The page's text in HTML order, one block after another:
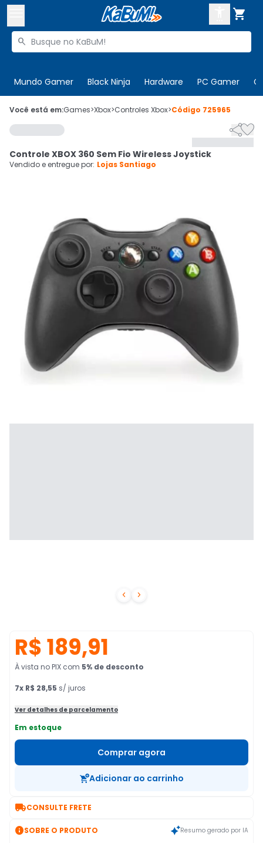

Buscar produtos

Mundo Gamer Black Ninja Hardware PC Gamer
 Olá. Acesse sua conta
 Departamentos
Cupons
CADASTRE-SE
Você está em:Games>Xbox>Controles Xbox>Código 725965
 

Controle XBOX 360 Sem Fio Wireless Joystick
Vendido e entregue por: Lojas Santiago
R$ 189,91
À vista no PIX com 5% de desconto
7x R$ 28,55 s/ juros
Ver detalhes de parcelamento
Em estoque
Comprar agora
Adicionar ao carrinho
CONSULTE FRETE
SOBRE O PRODUTO Resumo gerado por IA